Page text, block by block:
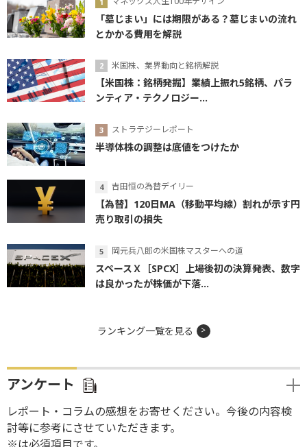
「墓じまい」には期限がある？墓じまいの流れ
とかかる費用を解説
米国株、業界動向と銘柄解説
【米国株：銘柄発掘】業績上振れ5銘柄、パラ
ンティア・テクノロジー...
ストラテジーレポート
半導体株の調整は底値をつけたか
吉田恒の為替デイリー
【為替】120日MA（移動平均線）割れが示す円
売り取引の損失
岡元兵八郎の米国株マスターへの道
スペースＸ［SPCX］上場後初の決算発表、数字
は良かったが株価が下落...
ランキング一覧を見る
アンケート
レポート・コラムの感想をお寄せください。今後の内容検
討等に参考にさせていただきます。